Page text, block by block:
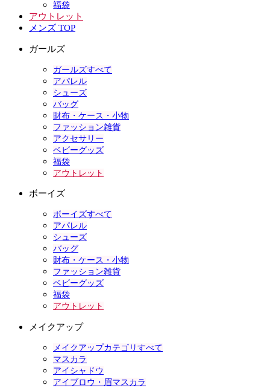
福袋
アウトレット
メンズ TOP
ガールズ
ガールズすべて
アパレル
シューズ
バッグ
財布・ケース・小物
ファッション雑貨
アクセサリー
ベビーグッズ
福袋
アウトレット
ボーイズ
ボーイズすべて
アパレル
シューズ
バッグ
財布・ケース・小物
ファッション雑貨
ベビーグッズ
福袋
アウトレット
メイクアップ
メイクアップカテゴリすべて
マスカラ
アイシャドウ
アイブロウ・眉マスカラ